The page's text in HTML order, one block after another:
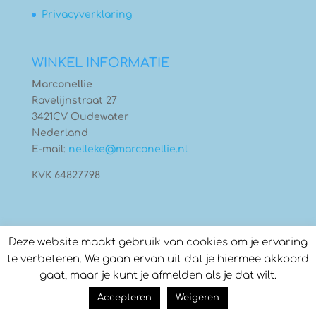
Privacyverklaring
WINKEL INFORMATIE
Marconellie
Ravelijnstraat 27
3421CV Oudewater
Nederland
E-mail: nelleke@marconellie.nl
KVK 64827798
© Copyright 2026Marconellie- Gebouwd door:
Compass Creations
Deze website maakt gebruik van cookies om je ervaring
te verbeteren. We gaan ervan uit dat je hiermee akkoord
gaat, maar je kunt je afmelden als je dat wilt.
Accepteren Weigeren